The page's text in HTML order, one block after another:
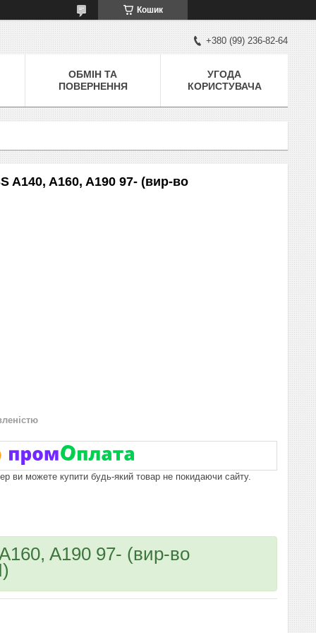
Кошик
+380 (99) 236-82-64
ОБМІН ТА
ПОВЕРНЕННЯ
УГОДА
КОРИСТУВАЧА
A140, A160, A190 97- (вир-во
ви можете купити будь-який товар не покидаючи сайту.
A190 97- (вир-во